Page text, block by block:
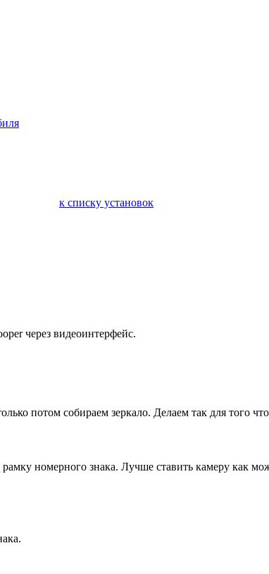
к списку установок
через видеоинтерфейс.
потом собираем зеркало. Делаем так для того
номерного знака. Лучше ставить камеру как